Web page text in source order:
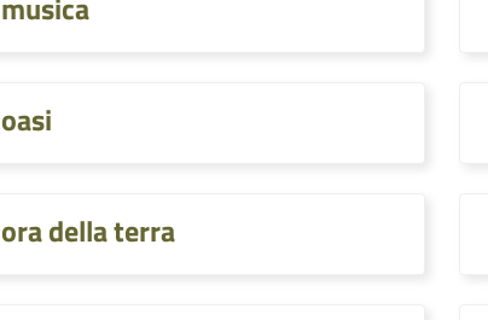
oasi
ora della terra